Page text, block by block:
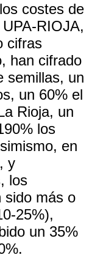
costes de
RIOJA,
cifras
han cifrado
semillas, un
un 60% el
Rioja, un
los
en
y
los
sido más o
25%),
un 35%